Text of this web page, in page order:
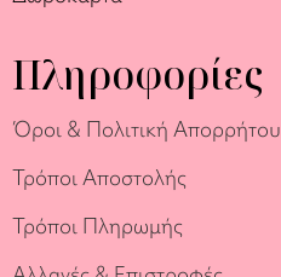
Πληροφορίες
Όροι & Πολιτική Απορρήτου
Τρόποι Αποστολής
Τρόποι Πληρωμής